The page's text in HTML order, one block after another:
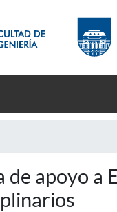
de apoyo a